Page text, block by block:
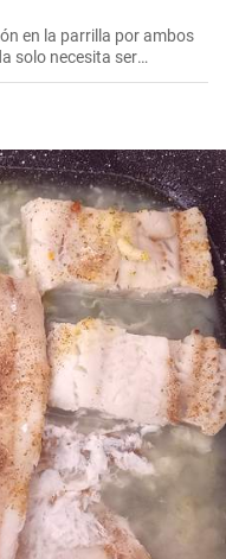
en la parrilla por ambos
solo necesita ser
y sal del Himalaya.